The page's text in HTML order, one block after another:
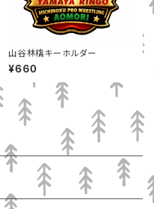
山谷林檎キーホルダー
¥660